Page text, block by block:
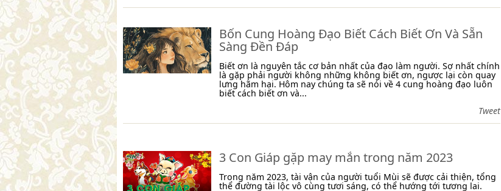
Bốn Cung Hoàng Đạo Biết Cách Biết Ơn Và Sẵn
Sàng Đền Đáp
Biết ơn là nguyên tắc cơ bản nhất của đạo làm người. Sợ nhất chính
là gặp phải người không những không biết ơn, ngược lại còn quay
lưng hãm hại. Hôm nay chúng ta sẽ nói về 4 cung hoàng đạo luôn
biết cách biết ơn và...
Tweet
3 Con Giáp gặp may mắn trong năm 2023
Trong năm 2023, tài vận của người tuổi Mùi sẽ được cải thiện, tổng
thể đường tài lộc vô cùng tươi sáng, có thể hướng tới tương lai.